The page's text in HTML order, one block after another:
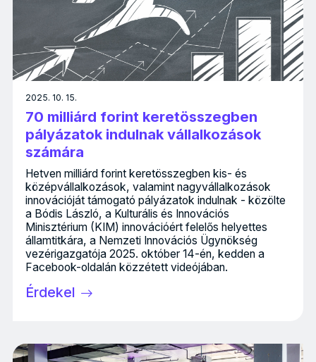
2025. 10. 15.
70 milliárd forint keretösszegben
pályázatok indulnak vállalkozások
számára
Hetven milliárd forint keretösszegben kis- és
középvállalkozások, valamint nagyvállalkozások
innovációját támogató pályázatok indulnak - közölte
a Bódis László, a Kulturális és Innovációs
Minisztérium (KIM) innovációért felelős helyettes
államtitkára, a Nemzeti Innovációs Ügynökség
vezérigazgatója 2025. október 14-én, kedden a
Facebook-oldalán közzétett videójában.
Érdekel